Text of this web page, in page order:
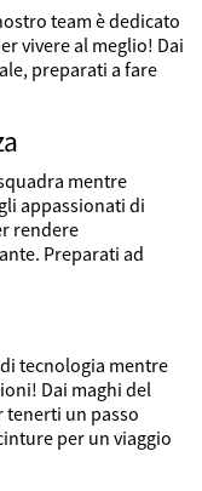
team è dedicato
vivere al meglio! Dai
preparati a fare
mentre
appassionati di
rendere
Preparati ad
tecnologia mentre
Dai maghi del
tenerti un passo
per un viaggio